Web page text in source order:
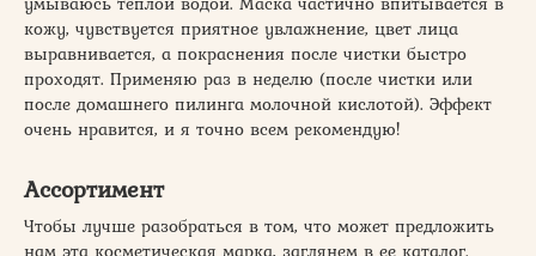
кожу, чувствуется приятное увлажнение, цвет лица
выравнивается, а покраснения после чистки быстро
проходят. Применяю раз в неделю (после чистки или
после домашнего пилинга молочной кислотой). Эффект
очень нравится, и я точно всем рекомендую!
Ассортимент
Чтобы лучше разобраться в том, что может предложить